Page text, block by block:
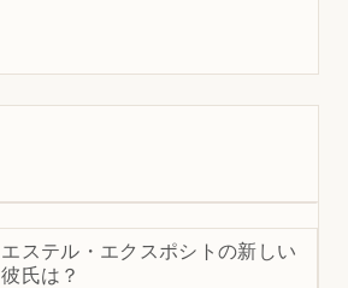
エステル・エクスポシトの新しい
彼氏は？